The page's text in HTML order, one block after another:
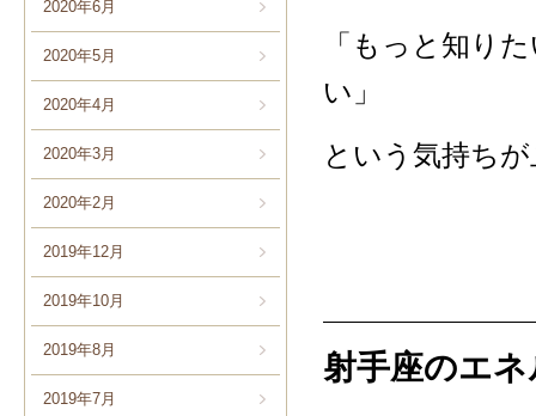
2020年6月
2020年5月
2020年4月
2020年3月
2020年2月
2019年12月
2019年10月
2019年8月
2019年7月
「もっと知り
い」
という気持ち
射手座のエ